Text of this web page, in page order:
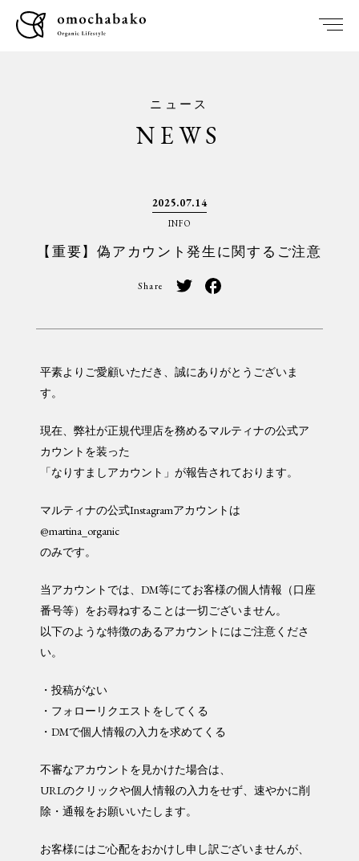
ニュース
NEWS
2025.07.14
INFO
【重要】偽アカウント発生に関するご注意
Share
平素よりご愛顧いただき、誠にありがとうございま
す。
現在、弊社が正規代理店を務めるマルティナの公式ア
カウントを装った
「なりすましアカウント」が報告されております。
マルティナの公式Instagramアカウントは
@martina_organic
のみです。
当アカウントでは、DM等にてお客様の個人情報（口座
番号等）をお尋ねすることは一切ございません。
以下のような特徴のあるアカウントにはご注意くださ
い。
・投稿がない
・フォローリクエストをしてくる
・DMで個人情報の入力を求めてくる
不審なアカウントを見かけた場合は、
URLのクリックや個人情報の入力をせず、速やかに削
除・通報をお願いいたします。
お客様にはご心配をおかけし申し訳ございませんが、